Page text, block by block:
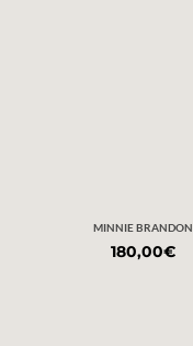
MINNIE BRANDON
180,00€